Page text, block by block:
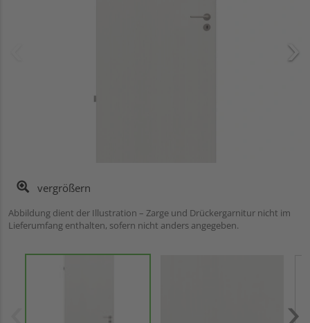
vergrößern
Abbildung dient der Illustration – Zarge und Drückergarnitur nicht im
Lieferumfang enthalten, sofern nicht anders angegeben.